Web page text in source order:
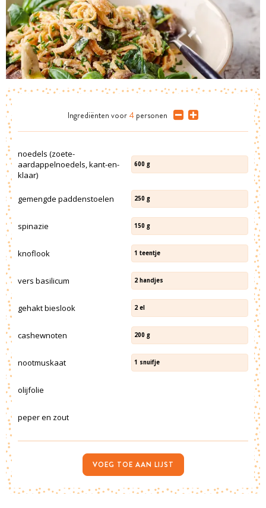
Ingrediënten voor 4 personen
noedels (zoete-
aardappelnoedels, kant-en-
klaar)
600 g
gemengde paddenstoelen 250 g
spinazie 150 g
knoflook 1 teentje
vers basilicum 2 handjes
gehakt bieslook 2 el
cashewnoten 200 g
nootmuskaat 1 snuifje
olijfolie
peper en zout
VOEG TOE AAN LIJST